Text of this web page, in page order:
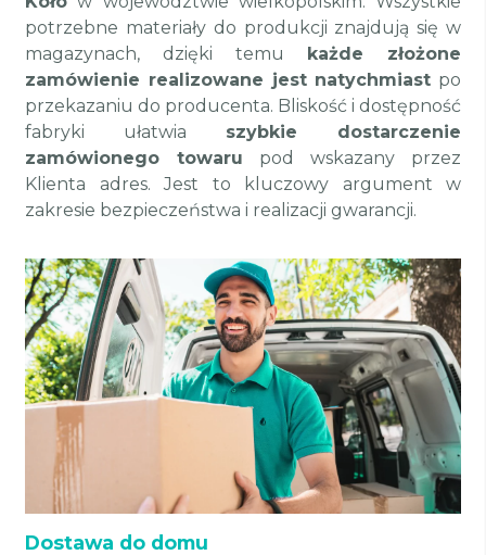
potrzebne materiały do produkcji znajdują się w
magazynach, dzięki temu
każde złożone
zamówienie realizowane jest natychmiast po
przekazaniu do producenta. Bliskość i dostępność
fabryki ułatwia szybkie dostarczenie
zamówionego towaru pod wskazany przez
Klienta adres. Jest to kluczowy argument w
zakresie bezpieczeństwa i realizacji gwarancji.
Dostawa do domu